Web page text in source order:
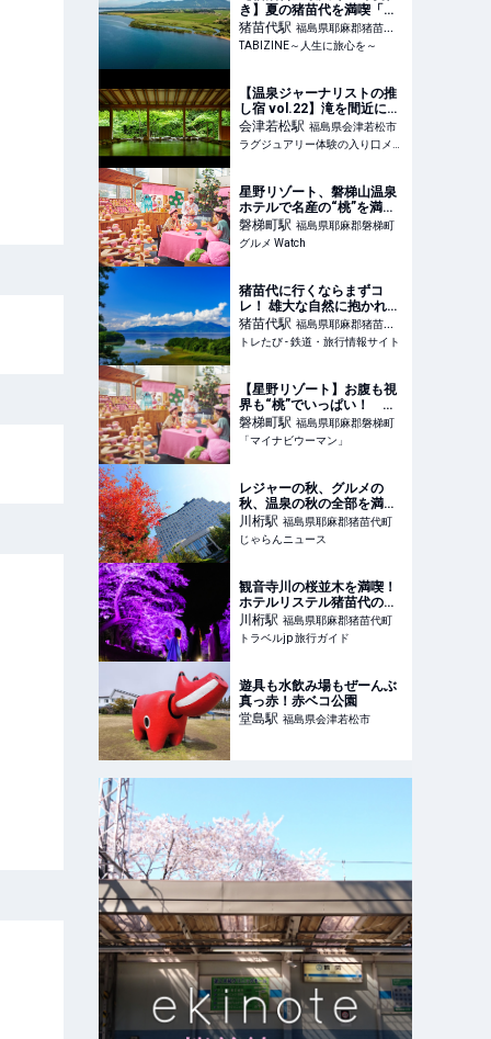
き】夏の猪苗代を満喫「い
なわしろ宿泊割！」キャン
ペーン開催中｜福島県
猪苗代駅 福島県耶麻郡猪苗代
町
TABIZINE～人生に旅心を～
【温泉ジャーナリストの推
し宿 vol.22】滝を間近に望
む絶景露天風呂と川床料理
で初夏の風情を満喫する
「原瀧」
会津若松駅 福島県会津若松市
ラグジュアリー体験の入り口メディア
星野リゾート、磐梯山温泉
ホテルで名産の“桃”を満喫
できる「はらくっち桃フェ
ス2026」を今年も実施
磐梯町駅 福島県耶麻郡磐梯町
グルメ Watch
猪苗代に行くならまずコ
レ！ 雄大な自然に抱かれ
て、アクティビティに挑戦
して、冒険気分＆リフレッ
シュを！ | トレたび - 鉄
猪苗代駅 福島県耶麻郡猪苗代
町
トレたび - 鉄道・旅行情報サイト
【星野リゾート】お腹も視
界も“桃”でいっぱい！ 磐
梯山温泉ホテル「はらくっ
ち桃フェス2026」今年も開
磐梯町駅 福島県耶麻郡磐梯町
「マイナビウーマン」
レジャーの秋、グルメの
秋、温泉の秋の全部を満喫♪
ホテルリステル猪苗代への
欲張り旅 ｜じゃらんニュー
ス
川桁駅 福島県耶麻郡猪苗代町
じゃらんニュース
観音寺川の桜並木を満喫！
ホテルリステル猪苗代のお
花見プラン | 福島県 | トラベ
ルjp 旅行ガイド
川桁駅 福島県耶麻郡猪苗代町
トラベルjp 旅行ガイド
遊具も水飲み場もぜーんぶ
真っ赤！赤ベコ公園
堂島駅 福島県会津若松市